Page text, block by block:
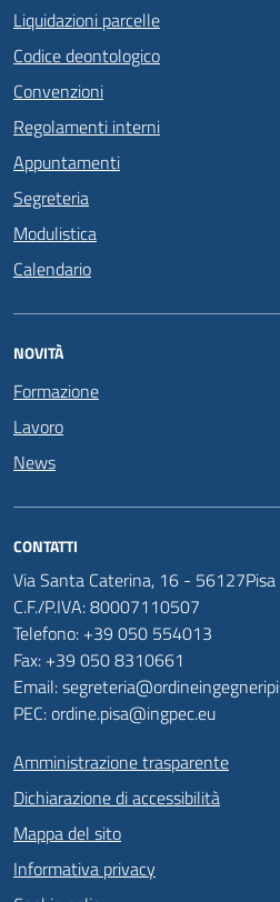
Liquidazioni parcelle
Codice deontologico
Convenzioni
Regolamenti interni
Appuntamenti
Segreteria
Modulistica
Calendario
NOVITÀ
Formazione
Lavoro
News
CONTATTI
Via Santa Caterina, 16 - 56127Pisa
C.F./P.IVA: 80007110507
Telefono: +39 050 554013
Fax: +39 050 8310661
Email:
PEC: ordine.pisa@ingpec.eu
Amministrazione trasparente
Dichiarazione di accessibilità
Mappa del sito
Informativa privacy